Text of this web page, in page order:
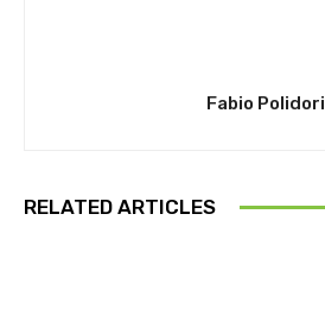
Fabio Polidori
RELATED ARTICLES